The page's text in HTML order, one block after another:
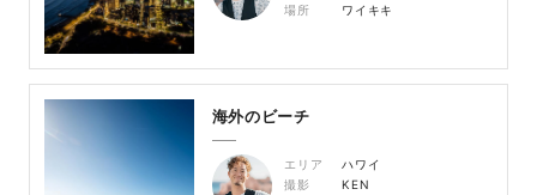
場所
ワイキキ
海外のビーチ
エリア
ハワイ
撮影
KEN